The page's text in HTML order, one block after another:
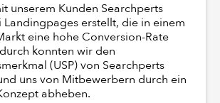
unserem Kunden Searchperts
erstellt, die in einem
eine hohe Conversion-Rate
konnten wir den
(USP) von Searchperts
uns von Mitbewerbern durch ein
abheben.